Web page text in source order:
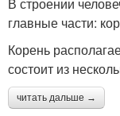
главные части:
Корень
состоит из
читать дальше →